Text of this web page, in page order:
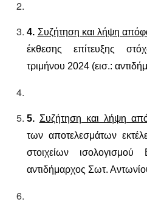
4. Συζήτηση και λήψη
έκθεσης επίτευξης
τριμήνου 2024 (εισ.:
5. Συζήτηση και λήψη
τωναποτελεσμάτων
στοιχείων
αντιδήμαρχος Σωτ.